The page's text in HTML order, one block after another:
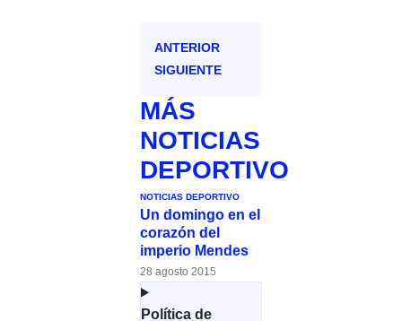
ANTERIOR
SIGUIENTE
MÁS
NOTICIAS
DEPORTIVO
NOTICIAS DEPORTIVO
Un domingo en el
corazón del
imperio Mendes
28 agosto 2015
Política de